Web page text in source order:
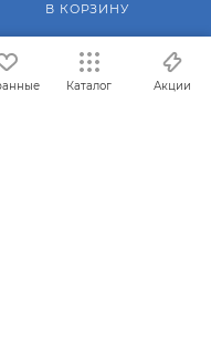
В КОРЗИНУ
Каталог Акции